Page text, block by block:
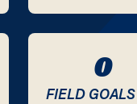
2019 / 2020
2017 / 2018
0
FIELD